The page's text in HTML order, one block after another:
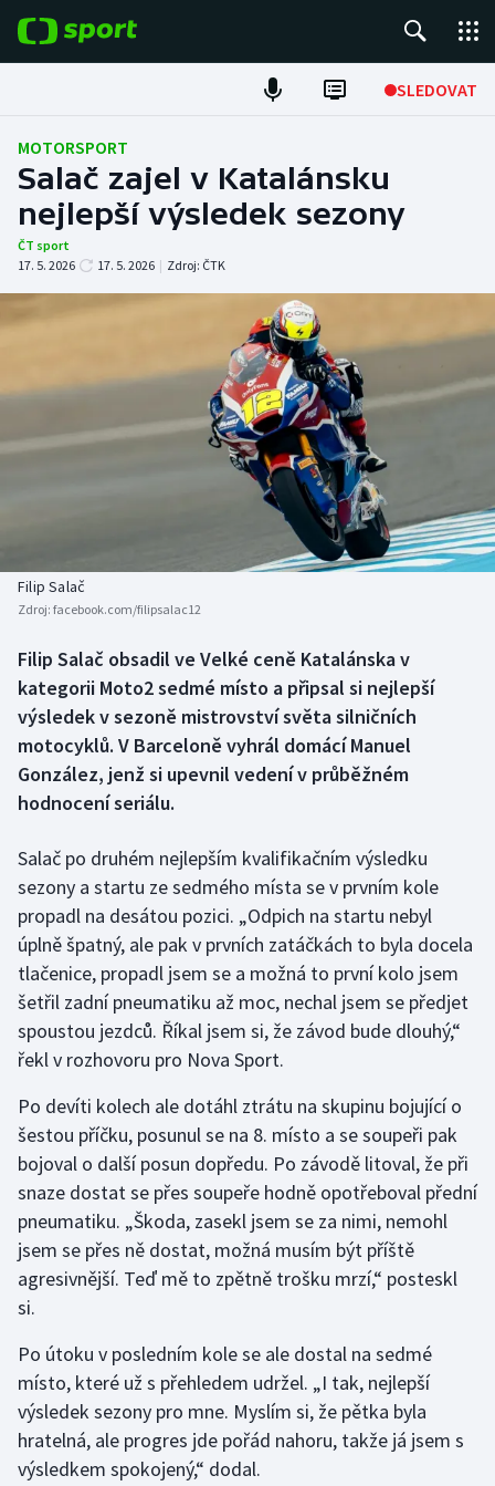
SLEDOVAT
Fotbal
Hokej
Tenis
Atletika
Biatlon
Boby a skeleton
Box
Curling
Florbal
Futsal
Golf
Gymnastika
Házená
Jezdectví
Judo
Krasobruslení
Lyže a snowboard
Moderní pětiboj
Motorsport
Aplikace ČT sport
AZ kvíz
MOTORSPORT
Salač zajel v Katalánsku
nejlepší výsledek sezony
ČT sport
17. 5. 2026
17. 5. 2026 | Zdroj: ČTK
Filip Salač
Zdroj: facebook.com/filipsalac12
Filip Salač obsadil ve Velké ceně Katalánska v
kategorii Moto2 sedmé místo a připsal si nejlepší
výsledek v sezoně mistrovství světa silničních
motocyklů. V Barceloně vyhrál domácí Manuel
González, jenž si upevnil vedení v průběžném
hodnocení seriálu.
Salač po druhém nejlepším kvalifikačním výsledku
sezony a startu ze sedmého místa se v prvním kole
propadl na desátou pozici. „Odpich na startu nebyl
úplně špatný, ale pak v prvních zatáčkách to byla docela
tlačenice, propadl jsem se a možná to první kolo jsem
šetřil zadní pneumatiku až moc, nechal jsem se předjet
spoustou jezdců. Říkal jsem si, že závod bude dlouhý,“
řekl v rozhovoru pro Nova Sport.
Po devíti kolech ale dotáhl ztrátu na skupinu bojující o
šestou příčku, posunul se na 8. místo a se soupeři pak
bojoval o další posun dopředu. Po závodě litoval, že při
snaze dostat se přes soupeře hodně opotřeboval přední
pneumatiku. „Škoda, zasekl jsem se za nimi, nemohl
jsem se přes ně dostat, možná musím být příště
agresivnější. Teď mě to zpětně trošku mrzí,“ posteskl
si.
Po útoku v posledním kole se ale dostal na sedmé
místo, které už s přehledem udržel. „I tak, nejlepší
výsledek sezony pro mne. Myslím si, že pětka byla
hratelná, ale progres jde pořád nahoru, takže já jsem s
výsledkem spokojený,“ dodal.